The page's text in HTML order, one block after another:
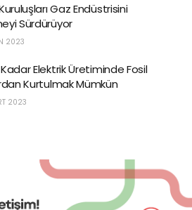
Gaz Endüstrisini
Sürdürüyor
2023
Elektrik Üretiminde Fosil
Kurtulmak Mümkün
2023